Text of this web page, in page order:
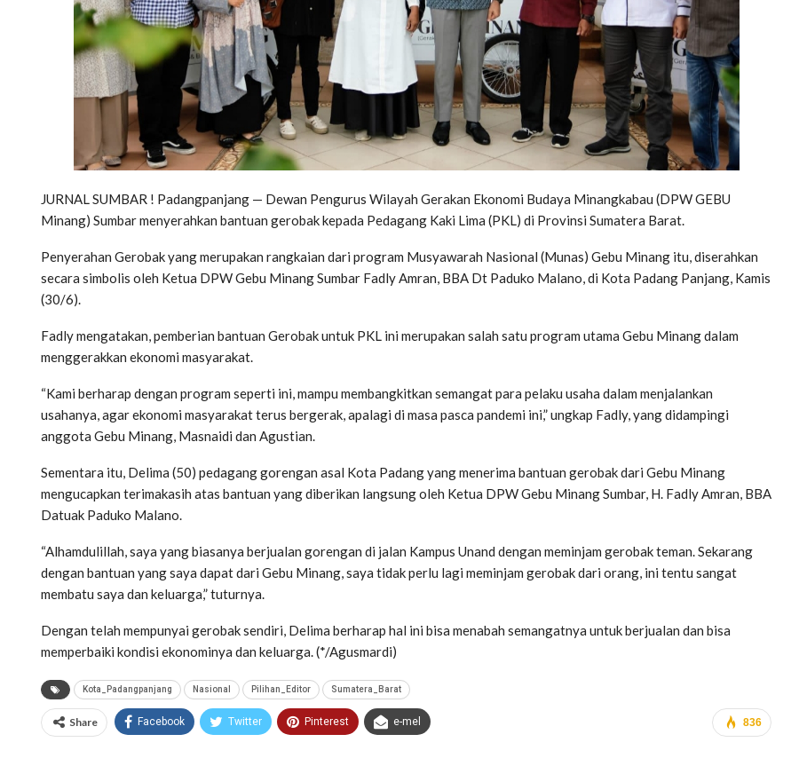
JURNAL SUMBAR ! Padangpanjang — Dewan Pengurus Wilayah Gerakan Ekonomi Budaya Minangkabau (DPW GEBU
Minang) Sumbar menyerahkan bantuan gerobak kepada Pedagang Kaki Lima (PKL) di Provinsi Sumatera Barat.
Penyerahan Gerobak yang merupakan rangkaian dari program Musyawarah Nasional (Munas) Gebu Minang itu, diserahkan
secara simbolis oleh Ketua DPW Gebu Minang Sumbar Fadly Amran, BBA Dt Paduko Malano, di Kota Padang Panjang, Kamis
(30/6).
Fadly mengatakan, pemberian bantuan Gerobak untuk PKL ini merupakan salah satu program utama Gebu Minang dalam
menggerakkan ekonomi masyarakat.
“Kami berharap dengan program seperti ini, mampu membangkitkan semangat para pelaku usaha dalam menjalankan
usahanya, agar ekonomi masyarakat terus bergerak, apalagi di masa pasca pandemi ini,” ungkap Fadly, yang didampingi
anggota Gebu Minang, Masnaidi dan Agustian.
Sementara itu, Delima (50) pedagang gorengan asal Kota Padang yang menerima bantuan gerobak dari Gebu Minang
mengucapkan terimakasih atas bantuan yang diberikan langsung oleh Ketua DPW Gebu Minang Sumbar, H. Fadly Amran, BBA
Datuak Paduko Malano.
“Alhamdulillah, saya yang biasanya berjualan gorengan di jalan Kampus Unand dengan meminjam gerobak teman. Sekarang
dengan bantuan yang saya dapat dari Gebu Minang, saya tidak perlu lagi meminjam gerobak dari orang, ini tentu sangat
membatu saya dan keluarga,” tuturnya.
Dengan telah mempunyai gerobak sendiri, Delima berharap hal ini bisa menabah semangatnya untuk berjualan dan bisa
memperbaiki kondisi ekonominya dan keluarga. (*/Agusmardi)
Kota_Padangpanjang Nasional Pilihan_Editor Sumatera_Barat
836
Share Facebook Twitter Pinterest e-mel